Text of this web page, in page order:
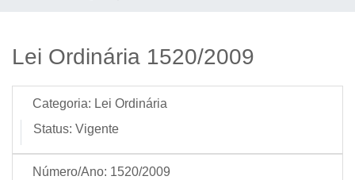
Lei Ordinária 1520/2009
Categoria: Lei Ordinária
Status: Vigente
Número/Ano: 1520/2009